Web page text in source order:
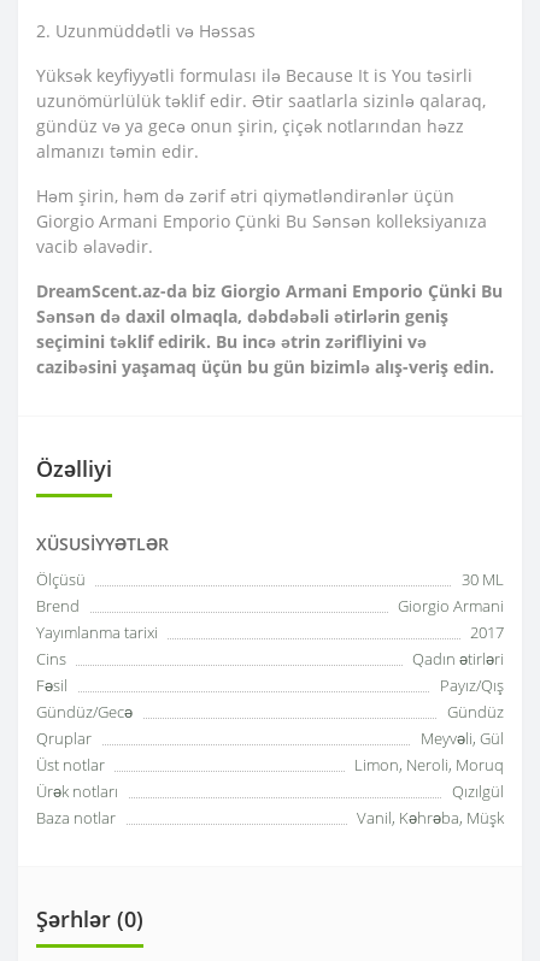
2. Uzunmüddətli və Həssas
Yüksək keyfiyyətli formulası ilə Because It is You təsirli
uzunömürlülük təklif edir. Ətir saatlarla sizinlə qalaraq,
gündüz və ya gecə onun şirin, çiçək notlarından həzz
almanızı təmin edir.
Həm şirin, həm də zərif ətri qiymətləndirənlər üçün
Giorgio Armani Emporio Çünki Bu Sənsən kolleksiyanıza
vacib əlavədir.
DreamScent.az-da biz Giorgio Armani Emporio Çünki Bu
Sənsən də daxil olmaqla, dəbdəbəli ətirlərin geniş
seçimini təklif edirik. Bu incə ətrin zərifliyini və
cazibəsini yaşamaq üçün bu gün bizimlə alış-veriş edin.
Özəlliyi
XÜSUSIYYƏTLƏR
Ölçüsü
30 ML
Brend
Giorgio Armani
Yayımlanma tarixi
2017
Cins
Qadın ətirləri
Fəsil
Payız/Qış
Gündüz/Gecə
Gündüz
Qruplar
Meyvəli, Gül
Üst notlar
Limon, Neroli, Moruq
Ürək notları
Qızılgül
Baza notlar
Vanil, Kəhrəba, Müşk
Şərhlər (0)